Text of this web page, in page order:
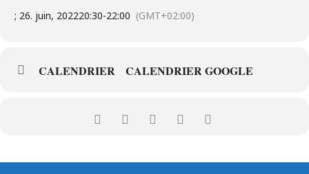
; 26. juin, 202220:30-22:00 (GMT+02:00)
CALENDRIER CALENDRIER GOOGLE